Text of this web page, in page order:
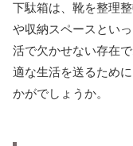
下駄箱は、靴を整理
や収納スペースとい
活で欠かせない存在
適な生活を送るため
かがでしょうか。